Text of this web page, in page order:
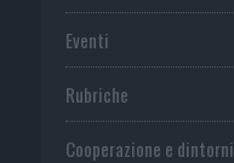
Eventi
Rubriche
Cooperazione e dintorni